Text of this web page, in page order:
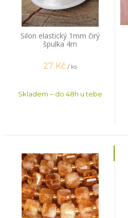
Silon elastický 1mm čirý
špulka 4m
27 Kč / ks
Skladem – do 48h u tebe